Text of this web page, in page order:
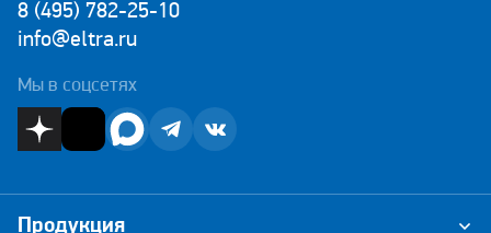
8 (495) 782-25-10
info@eltra.ru
Мы в соцсетях
Продукция